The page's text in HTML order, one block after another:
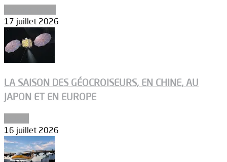
17 juillet 2026
LA SAISON DES GÉOCROISEURS, EN CHINE, AU
JAPON ET EN EUROPE
16 juillet 2026